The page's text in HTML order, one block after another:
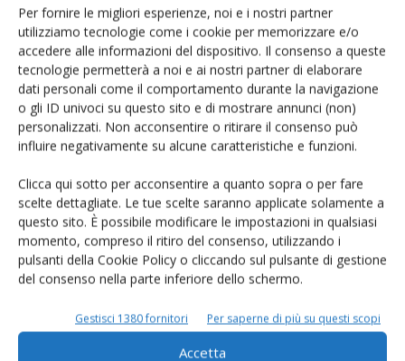
Per fornire le migliori esperienze, noi e i nostri partner
utilizziamo tecnologie come i cookie per memorizzare e/o
accedere alle informazioni del dispositivo. Il consenso a queste
tecnologie permetterà a noi e ai nostri partner di elaborare
dati personali come il comportamento durante la navigazione
o gli ID univoci su questo sito e di mostrare annunci (non)
personalizzati. Non acconsentire o ritirare il consenso può
influire negativamente su alcune caratteristiche e funzioni.
Clicca qui sotto per acconsentire a quanto sopra o per fare
scelte dettagliate. Le tue scelte saranno applicate solamente a
questo sito. È possibile modificare le impostazioni in qualsiasi
momento, compreso il ritiro del consenso, utilizzando i
pulsanti della Cookie Policy o cliccando sul pulsante di gestione
del consenso nella parte inferiore dello schermo.
Gestisci 1380 fornitori Per saperne di più su questi scopi
Accetta
L'Esperto risponde
I consigli di Terra e Vita agli agricoltori
Cerca adesso